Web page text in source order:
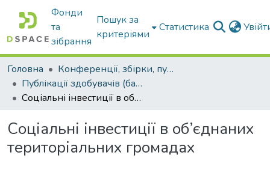
Фонди
та
зібрання
Пошук за
критеріями
Статистика
Головна
Конференції, збірки, публікації молодих вчених і здобувачів : магістрів, бакалаврів, аспірантів.
Публікації здобувачів (бакалаврів. магістрів, аспірантів)
Соціальні інвестиції в об’єднаних територіальних громадах
Соціальні інвестиції в об’єднаних
територіальних громадах